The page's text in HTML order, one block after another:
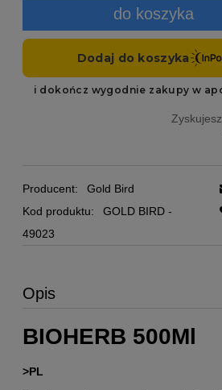
do koszyka
Zyskujesz
Producent:
Gold Bird
Kod produktu:
GOLD BIRD -
49023
Opis
BIOHERB 500Ml
>PL